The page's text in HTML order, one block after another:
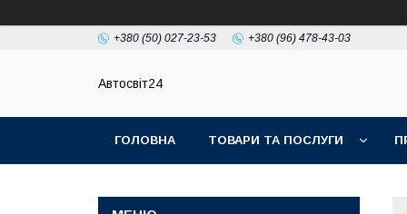
+380 (50) 027-23-53 +380 (96) 478-43-03
Автосвіт24
ГОЛОВНА ТОВАРИ ТА ПОСЛУГИ